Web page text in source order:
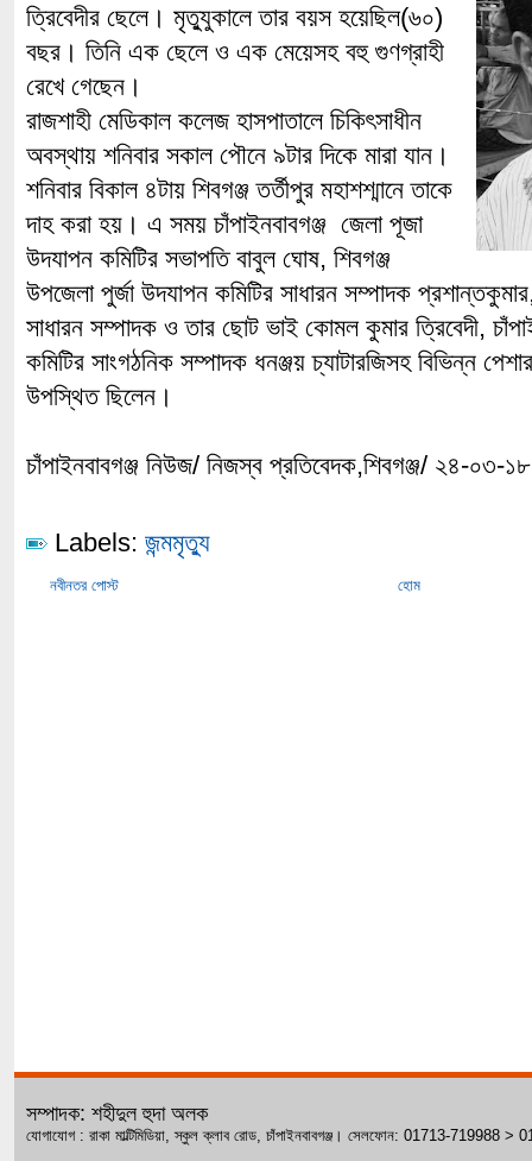
ত্রিবেদীর ছেলে। মৃতু্যুকালে তার বয়স হয়েছিল(৬০)
বছর। তিনি এক ছেলে ও এক মেয়েসহ বহু গুণগ্রাহী
রেখে গেছেন।
রাজশাহী মেডিকাল কলেজ হাসপাতালে চিকিৎসাধীন
অবস্থায় শনিবার সকাল পৌনে ৯টার দিকে মারা যান।
শনিবার বিকাল ৪টায় শিবগঞ্জ তর্তীপুর মহাশশ্মানে তাকে
দাহ করা হয়। এ সময় চাঁপাইনবাবগঞ্জ জেলা পূজা
উদযাপন কমিটির সভাপতি বাবুল ঘোষ, শিবগঞ্জ
উপজেলা পুর্জা উদযাপন কমিটির সাধারন সম্পাদক
সাধারন সম্পাদক ও তার ছোট ভাই কোমল কুমার ত্রিবেদী,
কমিটির সাংগঠনিক সম্পাদক ধনঞ্জয় চ্যাটারজিসহ বিভিন্ন
উপস্থিত ছিলেন।
চাঁপাইনবাবগঞ্জ নিউজ/ নিজস্ব প্রতিবেদক,শিবগঞ্জ/ ২৪-০৩-১৮
Labels: জন্মমৃত্যু
নবীনতর পোস্ট হোম
সম্পাদক: শহীদুল হুদা অলক
যোগাযোগ : রাকা মাল্টিমিডিয়া, স্কুল ক্লাব রোড, চাঁপাইনবাবগঞ্জ। সেলফোন: 01713-